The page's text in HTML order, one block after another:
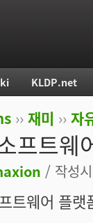
›› 재미 ›› 자
프트웨
/ 작성
트웨어 플랫
KLDP.net